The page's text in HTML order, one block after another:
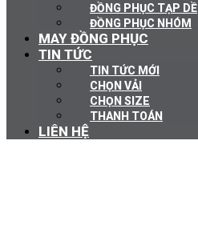
ĐỒNG PHỤC TẠP DỀ
ĐỒNG PHỤC NHÓM
MAY ĐỒNG PHỤC
TIN TỨC
TIN TỨC MỚI
CHỌN VẢI
CHỌN SIZE
THANH TOÁN
LIÊN HỆ